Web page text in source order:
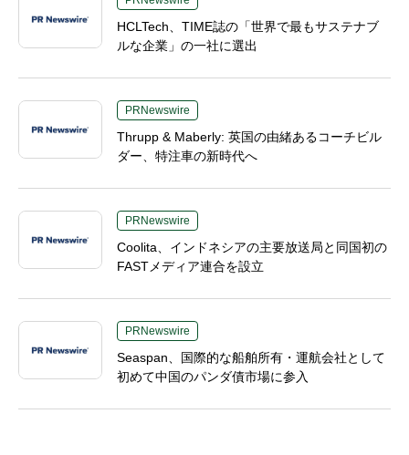
HCLTech、TIME誌の「世界で最もサステナブ
ルな企業」の一社に選出
PRNewswire
Thrupp & Maberly: 英国の由緒あるコーチビル
ダー、特注車の新時代へ
PRNewswire
Coolita、インドネシアの主要放送局と同国初の
FASTメディア連合を設立
PRNewswire
Seaspan、国際的な船舶所有・運航会社として
初めて中国のパンダ債市場に参入